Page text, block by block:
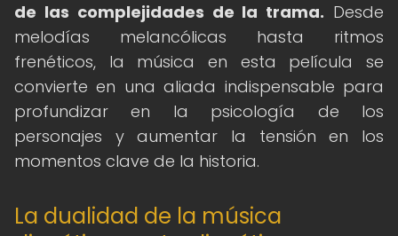
de las complejidades de la trama. Desde
melodías melancólicas hasta ritmos
frenéticos, la música en esta película se
convierte en una aliada indispensable para
profundizar en la psicología de los
personajes y aumentar la tensión en los
momentos clave de la historia.
La dualidad de la música